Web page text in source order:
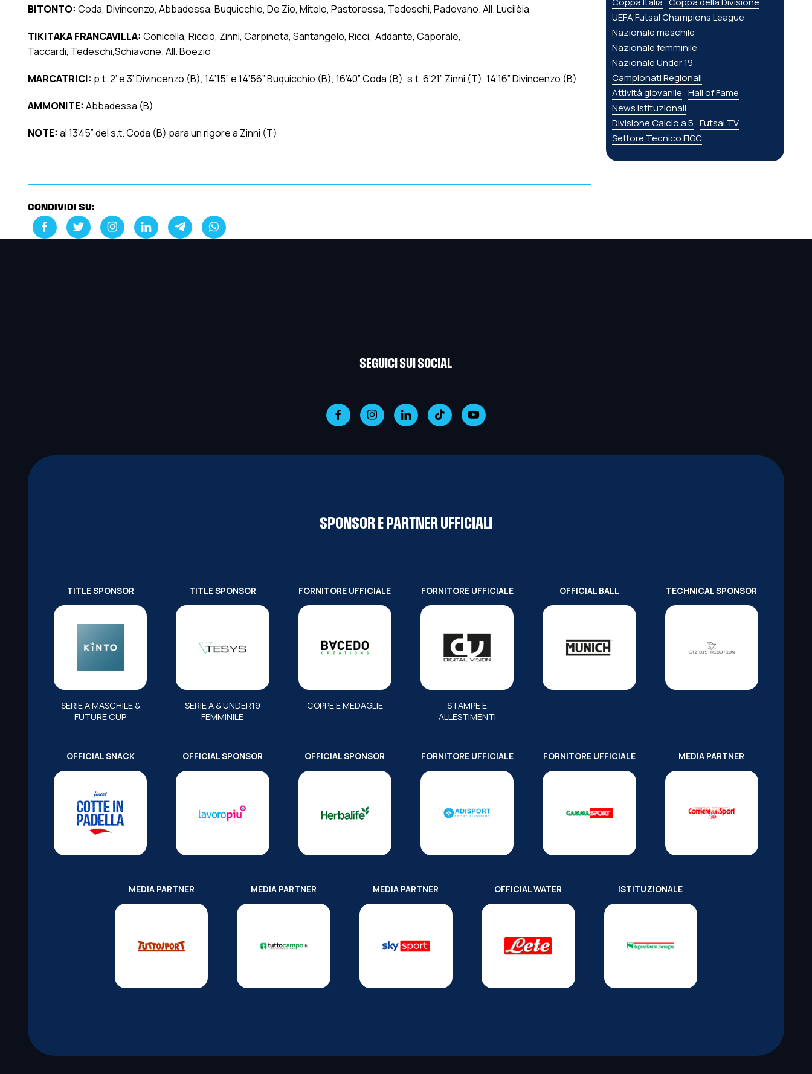
BITONTO: Coda, Divincenzo, Abbadessa, Buquicchio, De Zio, Mitolo, Pastoressa, Tedeschi, Padovano. All. Lucilèia
TIKITAKA FRANCAVILLA: Conicella, Riccio, Zinni, Carpineta, Santangelo, Ricci, Addante, Caporale,
Taccardi, Tedeschi,Schiavone. All. Boezio
MARCATRICI: p.t. 2’ e 3’ Divincenzo (B), 14’15” e 14’56” Buquicchio (B), 16’40” Coda (B), s.t. 6’21” Zinni (T), 14’16” Divincenzo (B)
AMMONITE: Abbadessa (B)
NOTE: al 13’45” del s.t. Coda (B) para un rigore a Zinni (T)
CONDIVIDI SU:
UEFA Futsal Champions League
Nazionale maschile
Nazionale femminile
Nazionale Under 19
Campionati Regionali
Attività giovanile Hall of Fame
News istituzionali
Divisione Calcio a 5 Futsal TV
Settore Tecnico FIGC
SEGUICI SUI SOCIAL
SPONSOR E PARTNER UFFICIALI
TITLE SPONSOR
SERIE A MASCHILE &
FUTURE CUP
TITLE SPONSOR
SERIE A & UNDER19
FEMMINILE
FORNITORE UFFICIALE
COPPE E MEDAGLIE
FORNITORE UFFICIALE
STAMPE E
ALLESTIMENTI
OFFICIAL BALL TECHNICAL SPONSOR
OFFICIAL SNACK OFFICIAL SPONSOR OFFICIAL SPONSOR FORNITORE UFFICIALE FORNITORE UFFICIALE MEDIA PARTNER
MEDIA PARTNER MEDIA PARTNER MEDIA PARTNER OFFICIAL WATER ISTITUZIONALE